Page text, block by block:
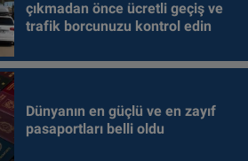
çıkmadan önce ücretli geçiş ve
trafik borcunuzu kontrol edin
Dünyanın en güçlü ve en zayıf
pasaportları belli oldu